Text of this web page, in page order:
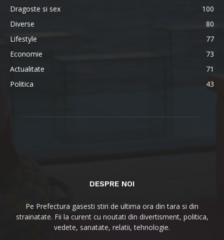
Dragoste si sex
100
Diverse
80
Lifestyle
77
Economie
73
Actualitate
71
Politica
43
DESPRE NOI
Pe Prefectura gasesti stiri de ultima ora din tara si din
strainatate. Fii la curent cu noutati din divertisment, politica,
vedete, sanatate, relatii, tehnologie.